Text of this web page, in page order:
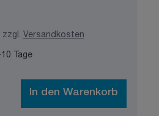
zzgl. Versandkosten
Tage
In den Warenkorb